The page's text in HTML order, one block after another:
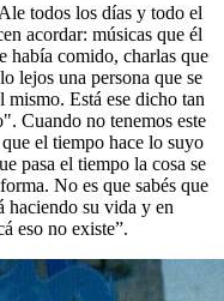
todos los días y todo el
acordar: músicas que él
había comido, charlas que
lejos una persona que se
Está ese dicho tan
Cuando no tenemos este
el tiempo hace lo suyo
pasa el tiempo la cosa se
No es que sabés que
haciendo su vida y en
eso no existe”.